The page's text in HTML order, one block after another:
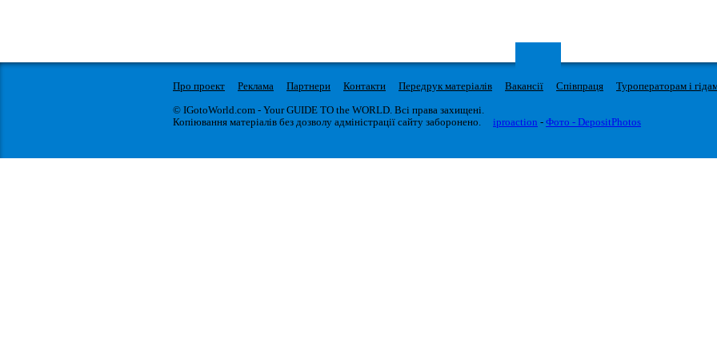
Про проект Реклама Партнери Контакти Передрук матеріалів Вакансії Співпраця Туроператорам і
© IGotoWorld.com - Your GUIDE TO the WORLD. Всі права захищені.
Копіювання матеріалів без дозволу адміністрації сайту заборонено.
iproaction - Фото - DepositPhotos